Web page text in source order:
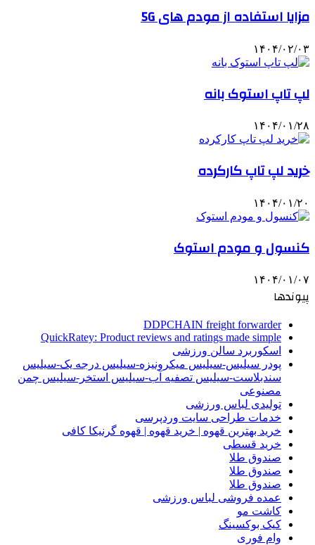
مزایا استفاده از مودم های 5G
۱۴۰۴/۰۲/۰۳
لپ تاپ استوک بانه
۱۴۰۴/۰۱/۲۸
خرید لپ تاپ کارکرده
۱۴۰۴/۰۱/۲۰
کنسول و مودم استوک
۱۴۰۴/۰۱/۰۷
پیوندها
DDPCHAIN freight forwarder
QuickRatey: Product reviews and ratings made simple
اسکوربرد سالن ورزشی
پودر سیلیس-سیلیس میکرونیزه-سیلیس درجه یک-سیلیس
سندبلاست-سیلیس تصفیه آب-سیلیس استخر-سیلیس چمن
مصنوعی
تولیدی لباس ورزشی
خدمات طراحی سایت وردپرسی
خرید بهترین قهوه | خرید قهوه | قهوه گرنیکا کافی
خرید قسطی
صندوق طلا
صندوق طلا
صندوق طلا
عمده فروشی لباس ورزشی
کاشت مو
کیک بوکسینگ
وام فوری